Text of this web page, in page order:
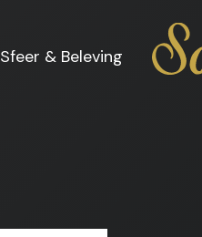
Sfeer & Beleving
Home